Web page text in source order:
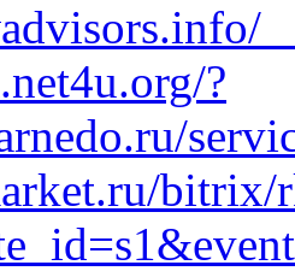
?
bitrix/